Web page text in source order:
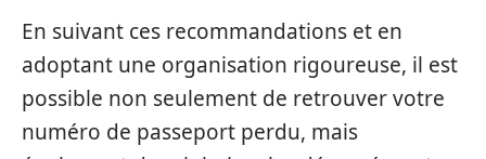
En suivant ces recommandations et en
adoptant une organisation rigoureuse, il est
possible non seulement de retrouver votre
numéro de passeport perdu, mais